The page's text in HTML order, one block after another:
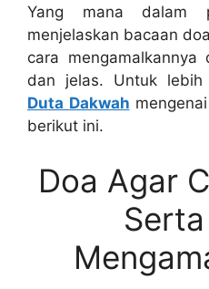
Yang mana dalam
menjelaskan bacaan
cara
dan jelas. Untuk lebih
Duta Dakwah
berikut ini.
Doa Agar